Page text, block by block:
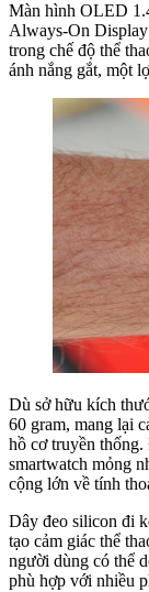
Màn hình OLED
Always-On Display
trong chế độ thể
ánh nắng gắt, một
Dù sở hữu kích
60 gram, mang lại
hồ cơ truyền
smartwatch mỏng
cộng lớn về tính
Dây đeo silicon đi
tạo cảm giác thể
người dùng có thể
phù hợp với nhiều